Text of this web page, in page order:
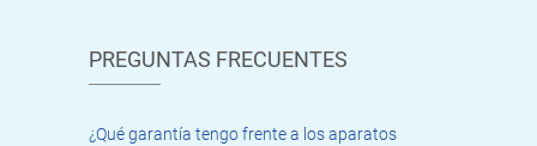
PREGUNTAS FRECUENTES
¿Qué garantía tengo frente a los aparatos